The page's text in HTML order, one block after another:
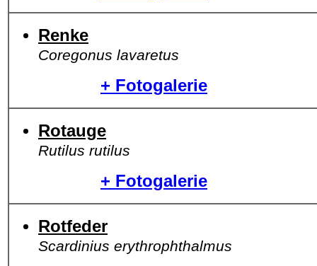
Renke
Coregonus lavaretus
+ Fotogalerie
Rotauge
Rutilus rutilus
+ Fotogalerie
Rotfeder
Scardinius erythrophthalmus